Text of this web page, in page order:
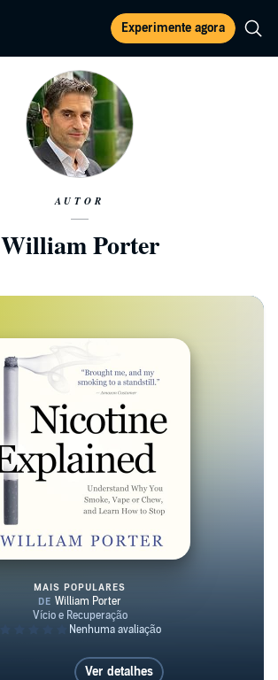
Experimente agora
AUTOR
William Porter
Nicotine Explained
MAIS POPULARES
Ver detalhes